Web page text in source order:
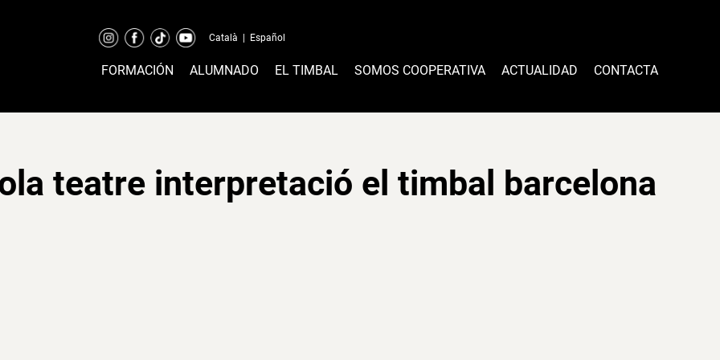
Català Español
FORMACIÓN ALUMNADO EL TIMBAL SOMOS COOPERATIVA ACTUALIDAD CONTACTA
teatre interpretació el timbal barcelona